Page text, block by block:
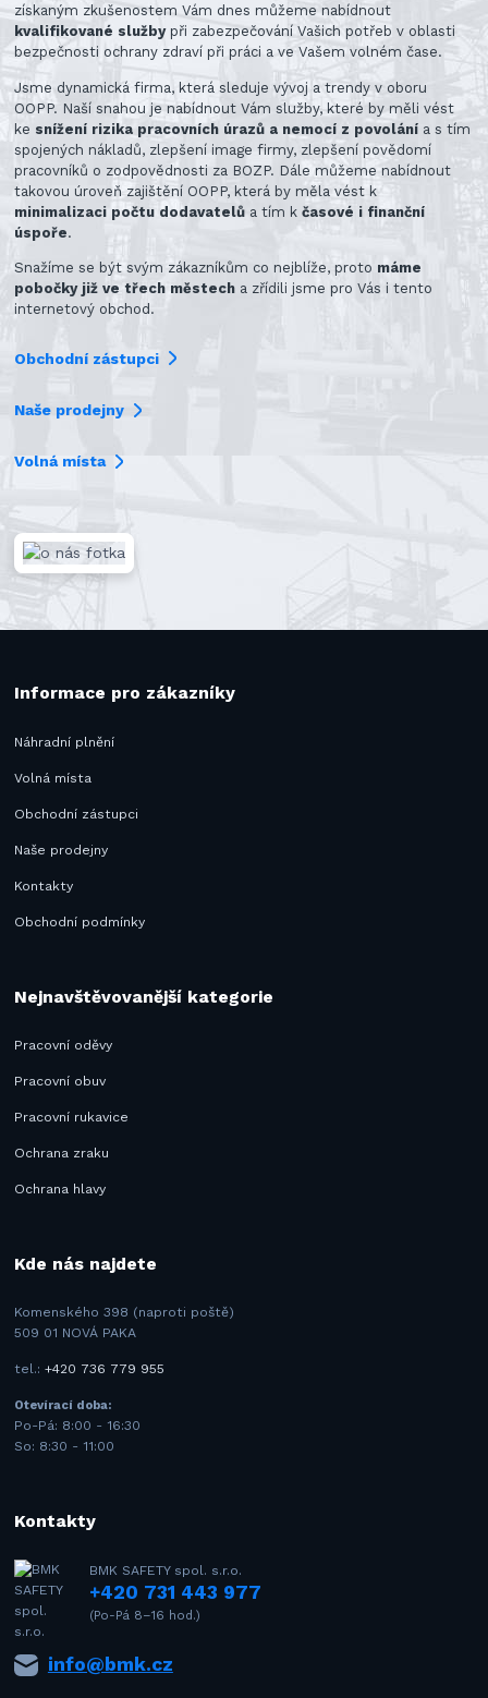
získaným zkušenostem Vám dnes můžeme nabídnout
kvalifikované službypři zabezpečování Vašich potřeb v oblasti
bezpečnosti ochrany zdraví při práci a ve Vašem volném čase.
Jsme dynamická firma, která sleduje vývoj a trendy v oboru
OOPP. Naší snahou je nabídnout Vám služby, které by měli vést
ke snížení rizika pracovních úrazů a nemocí z povolání a s tím
spojených nákladů, zlepšení image firmy, zlepšení povědomí
pracovníků o zodpovědnosti za BOZP. Dále můžeme nabídnout
takovou úroveň zajištění OOPP, která by měla vést k
minimalizaci počtu dodavatelů a tím kčasové i finanční
úspoře.
Snažíme se být svým zákazníkům co nejblíže, proto máme
pobočky již ve třech městech a zřídili jsme pro Vás i tento
internetový obchod.
Obchodní zástupci
Naše prodejny
Volná místa
Informace pro zákazníky
Náhradní plnění
Volná místa
Obchodní zástupci
Naše prodejny
Kontakty
Obchodní podmínky
Nejnavštěvovanější kategorie
Pracovní oděvy
Pracovní obuv
Pracovní rukavice
Ochrana zraku
Ochrana hlavy
Kde nás najdete
Komenského 398 (naproti poště)
509 01 NOVÁ PAKA
tel.:+420 736 779 955
Otevírací doba:
Po-Pá: 8:00 - 16:30
So: 8:30 - 11:00
Kontakty
BMK SAFETY spol. s.r.o.
+420 731 443 977
(Po-Pá 8–16 hod.)
info@bmk.cz